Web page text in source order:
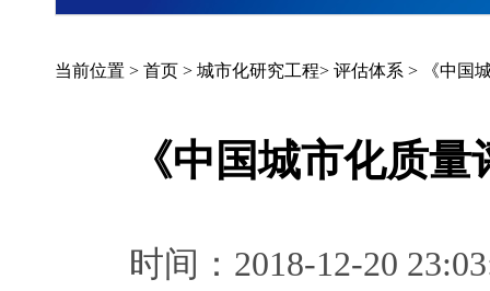
当前位置 > 首页 > 城市化研究工程> 评估体系 > 《中国
《中国城市化质
时间：2018-12-20